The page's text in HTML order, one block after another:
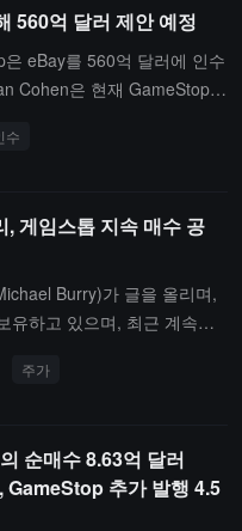
560억 달러 제안 예정
eBay를 560억 달러에 인수
Cohen은 현재 GameStop이
전했다. 주당 125달러로,
수
, 게임스톱 지속 매수 공
Burry)가 글을 올리며,
유하고 있으며, 최근 계속해
. 나는 공매도를 통해 장기
4.44% 상승했다.
주가
순매수 8.63억 달러
GameStop 추가 발행 4.5